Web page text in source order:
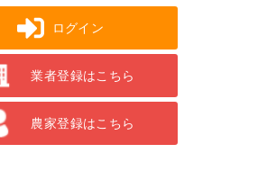
ログイン
業者登録はこちら
農家登録はこちら